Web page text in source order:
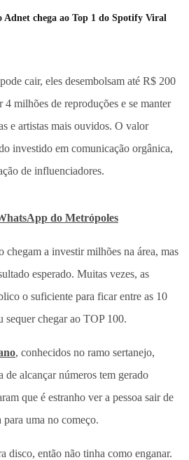
chega ao Top 1 do Spotify Viral
cair, eles desembolsam até R$ 200
milhões de reproduções e se manter
e artistas mais ouvidos. O valor
investido em comunicação orgânica,
de influenciadores.
do Metrópoles
chegam a investir milhões na área, mas
esperado. Muitas vezes, as
o suficiente para ficar entre as 10
chegar ao TOP 100.
, conhecidos no ramo sertanejo,
de alcançar números tem gerado
que é estranho ver a pessoa sair de
uma no começo.
disco, então não tinha como enganar.